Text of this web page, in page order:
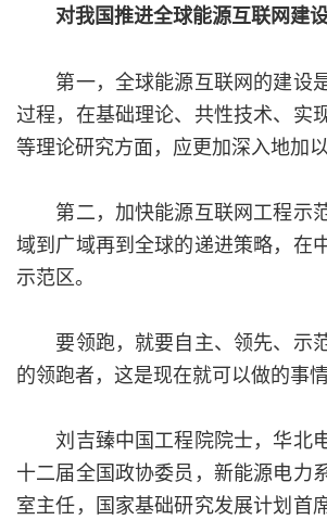
对我国推进全球能源互联网建
第一，全球能源互联网的建设
过程，在基础理论、共性技术、实
等理论研究方面，应更加深入地加以
第二，加快能源互联网工程示
域到广域再到全球的递进策略，在
示范区。
要领跑，就要自主、领先、示
的领跑者，这是现在就可以做的事情
刘吉臻中国工程院院士，华北
十二届全国政协委员，新能源电力
室主任，国家基础研究发展计划首